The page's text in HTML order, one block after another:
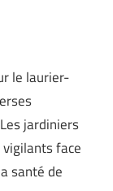
le laurier-
jardiniers
face
santé de